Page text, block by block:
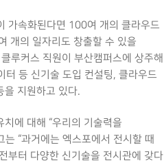
가속화된다면 100여 개의 클라우드
개의 일자리도 창출할 수 있을
루커스 직원이 부산캠퍼스에 상주해
터 등 신기술 도입 컨설팅, 클라우드
을 지원하고 있다.
에 대해 “우리의 기술력을
“과거에는 엑스포에서 전시할 때
부터 다양한 신기술을 전시관에 갖다